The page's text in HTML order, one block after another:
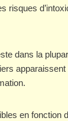
risques
dans la
en fonction